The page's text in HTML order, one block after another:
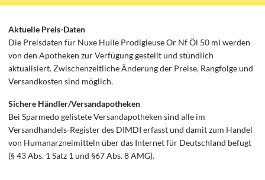
Aktuelle Preis-Daten
Die Preisdaten für Nuxe Huile Prodigieuse Or Nf Öl 50 ml werden
von den Apotheken zur Verfügung gestellt und stündlich
aktualisiert. Zwischenzeitliche Änderung der Preise, Rangfolge und
Versandkosten sind möglich.
Sichere Händler/Versandapotheken
Bei Sparmedo gelistete Versandapotheken sind alle im
Versandhandels-Register des DIMDI erfasst und damit zum Handel
von Humanarzneimitteln über das Internet für Deutschland befugt
(§ 43 Abs. 1 Satz 1 und §67 Abs. 8 AMG).